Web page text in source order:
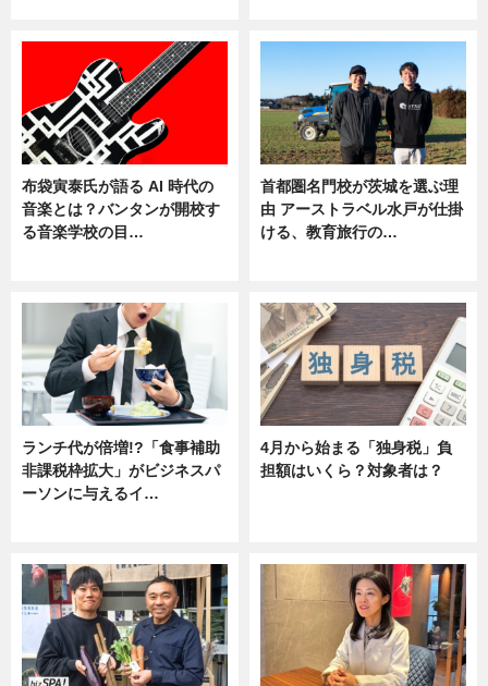
布袋寅泰氏が語る AI 時代の
音楽とは？バンタンが開校す
る音楽学校の目…
首都圏名門校が茨城を選ぶ理
由 アーストラベル水戸が仕掛
ける、教育旅行の…
ランチ代が倍増!?「食事補助
非課税枠拡大」がビジネスパ
ーソンに与えるイ…
4月から始まる「独身税」負
担額はいくら？対象者は？